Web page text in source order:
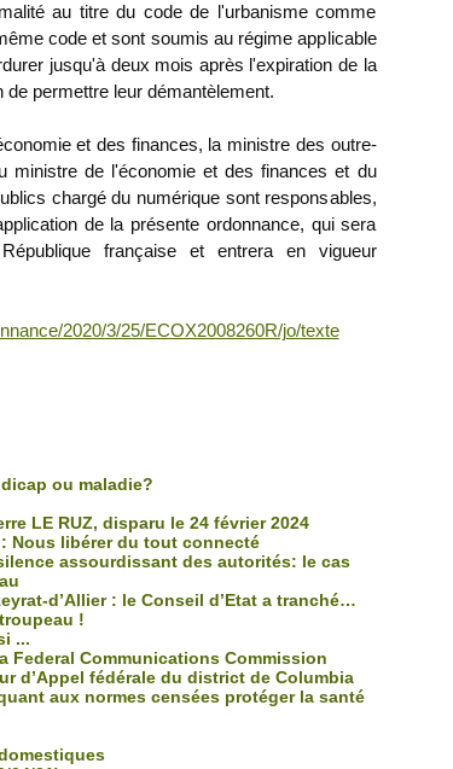
au titre du code de l'urbanisme comme
code et sont soumis au régime applicable
jusqu'à deux mois après l'expiration de la
permettre leur démantèlement.
et des finances, la ministre des outre-
ministre de l'économie et des finances et du
chargé du numérique sont responsables,
de la présente ordonnance, qui sera
française et entrera en vigueur
2020/3/25/ECOX2008260R/jo/texte
ou maladie?
LE RUZ, disparu le 24 février 2024
: Nous libérer du tout connecté
assourdissant des autorités: le cas
d’Allier : le Conseil d’Etat a tranché…
!
...
Communications Commission
d’Appel fédérale du district de Columbia
aux normes censées protéger la santé